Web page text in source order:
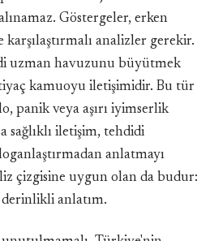
Göstergeler, erken
karşılaştırmalı analizler gerekir.
uzman havuzunu büyütmek
kamuoyu iletişimidir. Bu tür
panik veya aşırı iyimserlik
sağlıklı iletişim, tehdidi
anlatmayı
çizgisine uygun olan da budur:
derinlikli anlatım.